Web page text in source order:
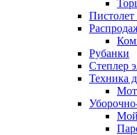
Пистолет
Рубанки
Степлер
Техника